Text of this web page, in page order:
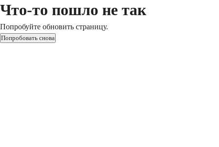
Что-то пошло не так
Попробуйте обновить страницу.
Попробовать снова